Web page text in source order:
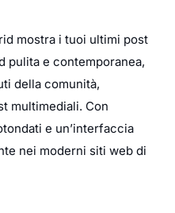
mostra i tuoi ultimi post
pulita e contemporanea,
della comunità,
multimediali. Con
e un’interfaccia
nei moderni siti web di